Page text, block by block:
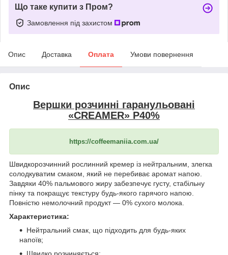
Що таке купити з Пром?
Замовлення під захистом
Опис Доставка Оплата Умови повернення
Опис
Вершки розчинні гаранульовані
«CREAMER» P40%
https://coffeemaniia.com.ua/
Швидкорозчинний рослинний кремер із нейтральним, злегка
солодкуватим смаком, який не перебиває аромат напою.
Завдяки 40% пальмового жиру забезпечує густу, стабільну
пінку та покращує текстуру будь-якого гарячого напою.
Повністю немолочний продукт — 0% сухого молока.
Характеристика:
Нейтральний смак, що підходить для будь-яких
напоїв;